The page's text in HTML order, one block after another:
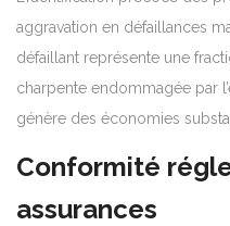
aggravation en défaillances
défaillant représente une
charpente endommagée par
génère des économies
Conformité
assurances